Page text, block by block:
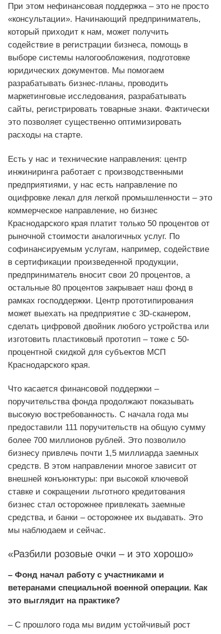
При этом нефинансовая поддержка – это не просто
«консультации». Начинающий предприниматель,
который приходит к нам, может получить
содействие в регистрации бизнеса, помощь в
выборе системы налогообложения, подготовке
юридических документов. Мы помогаем
разрабатывать бизнес-планы, проводить
маркетинговые исследования, разрабатывать
сайты, регистрировать товарные знаки. Фактически
это позволяет существенно оптимизировать
расходы на старте.
Есть у нас и технические направления: центр
инжиниринга работает с производственными
предприятиями, у нас есть направление по
оцифровке лекал для легкой промышленности – это
коммерческое направление, но бизнес
Краснодарского края платит только 50 процентов от
рыночной стоимости аналогичных услуг. По
софинансируемым услугам, например, содействие
в сертификации произведенной продукции,
предприниматель вносит свои 20 процентов, а
остальные 80 процентов закрывает наш фонд в
рамках господдержки. Центр прототипирования
может выехать на предприятие с 3D-сканером,
сделать цифровой двойник любого устройства или
изготовить пластиковый прототип – тоже с 50-
процентной скидкой для субъектов МСП
Краснодарского края.
Что касается финансовой поддержки –
поручительства фонда продолжают показывать
высокую востребованность. С начала года мы
предоставили 111 поручительств на общую сумму
более 700 миллионов рублей. Это позволило
бизнесу привлечь почти 1,5 миллиарда заемных
средств. В этом направлении многое зависит от
внешней конъюнктуры: при высокой ключевой
ставке и сокращении льготного кредитования
бизнес стал осторожнее привлекать заемные
средства, и банки – осторожнее их выдавать. Это
мы наблюдаем и сейчас.
«Разбили розовые очки – и это хорошо»
– Фонд начал работу с участниками и
ветеранами специальной военной операции. Как
это выглядит на практике?
– С прошлого года мы видим устойчивый рост